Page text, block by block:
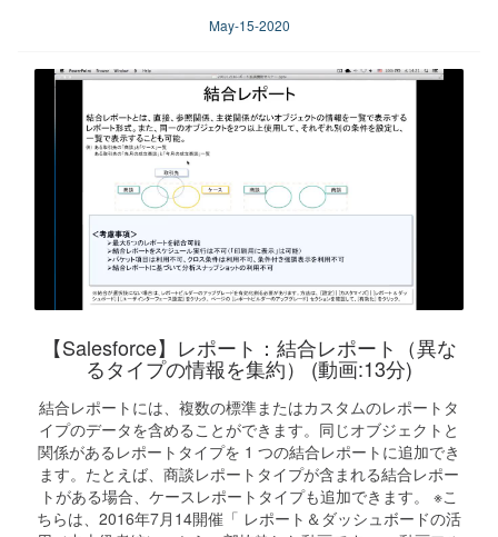
May-15-2020
【Salesforce】レポート：結合レポート（異な
るタイプの情報を集約） (動画:13分)
結合レポートには、複数の標準またはカスタムのレポートタ
イプのデータを含めることができます。同じオブジェクトと
関係があるレポートタイプを 1 つの結合レポートに追加でき
ます。たとえば、商談レポートタイプが含まれる結合レポー
トがある場合、ケースレポートタイプも追加できます。 ※こ
ちらは、2016年7月14開催「 レポート＆ダッシュボードの活